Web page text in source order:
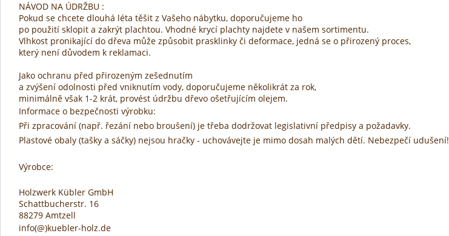
NÁVOD NA ÚDRŽBU :
Pokud se chcete dlouhá léta těšit z Vašeho nábytku, doporučujeme ho
po použití sklopit a zakrýt plachtou. Vhodné krycí plachty najdete v našem sortimentu.
Vlhkost pronikající do dřeva může způsobit prasklinky či deformace, jedná se o přirozený proces,
který není důvodem k reklamaci.
Jako ochranu před přirozeným zešednutím
a zvýšení odolnosti před vniknutím vody, doporučujeme několikrát za rok,
minimálně však 1-2 krát, provést údržbu dřevo ošetřujícím olejem.
Informace o bezpečnosti výrobku:
Při zpracování (např. řezání nebo broušení) je třeba dodržovat legislativní předpisy a požadavky.
Plastové obaly (tašky a sáčky) nejsou hračky - uchovávejte je mimo dosah malých dětí. Nebezpečí udušení!
Výrobce:
Holzwerk Kübler GmbH
Schattbucherstr. 16
88279 Amtzell
info(@)kuebler-holz.de